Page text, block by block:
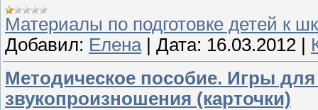
Материалы по подготовке детей к
Добавил: Елена| Дата: 16.03.2012
Методическое пособие. Игры
звукопроизношения (карточки)